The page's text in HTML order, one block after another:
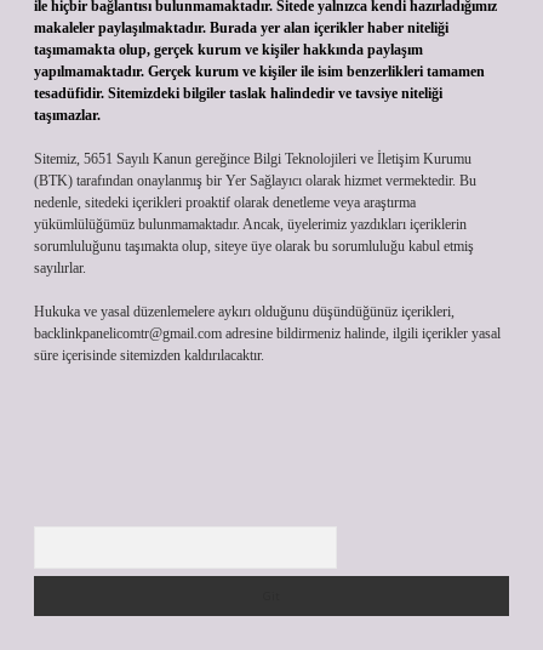
ile hiçbir bağlantısı bulunmamaktadır. Sitede yalnızca kendi hazırladığımız
makaleler paylaşılmaktadır. Burada yer alan içerikler haber niteliği
taşımamakta olup, gerçek kurum ve kişiler hakkında paylaşım
yapılmamaktadır. Gerçek kurum ve kişiler ile isim benzerlikleri tamamen
tesadüfidir. Sitemizdeki bilgiler taslak halindedir ve tavsiye niteliği
taşımazlar.
Sitemiz, 5651 Sayılı Kanun gereğince Bilgi Teknolojileri ve İletişim Kurumu
(BTK) tarafından onaylanmış bir Yer Sağlayıcı olarak hizmet vermektedir. Bu
nedenle, sitedeki içerikleri proaktif olarak denetleme veya araştırma
yükümlülüğümüz bulunmamaktadır. Ancak, üyelerimiz yazdıkları içeriklerin
sorumluluğunu taşımakta olup, siteye üye olarak bu sorumluluğu kabul etmiş
sayılırlar.
Hukuka ve yasal düzenlemelere aykırı olduğunu düşündüğünüz içerikleri,
backlinkpanelicomtr@gmail.com adresine bildirmeniz halinde, ilgili içerikler yasal
süre içerisinde sitemizden kaldırılacaktır.